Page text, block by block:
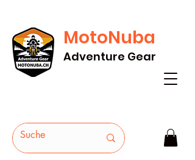
GRATIS VERSAND AB Fr. 200* - HEUTE
BESTELLEN
MotoNuba
Adventure Gear